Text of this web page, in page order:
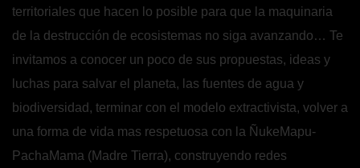
territoriales que hacen lo posible para que la maquinaria
de la destrucción de ecosistemas no siga avanzando… Te
invitamos a conocer un poco de sus propuestas, ideas y
luchas para salvar el planeta, las fuentes de agua y
biodiversidad, terminar con el modelo extractivista, volver a
una forma de vida mas respetuosa con la ÑukeMapu-
PachaMama (Madre Tierra), construyendo redes